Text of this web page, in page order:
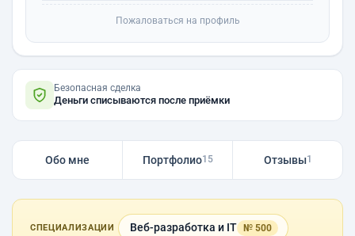
Пожаловаться на профиль
Безопасная сделка
Деньги списываются после приёмки
Обо мне Портфолио15 Отзывы1
СПЕЦИАЛИЗАЦИИ Веб-разработка и IT № 500